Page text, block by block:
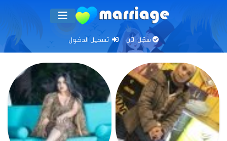
سجّل الآن تسجيل الدخول